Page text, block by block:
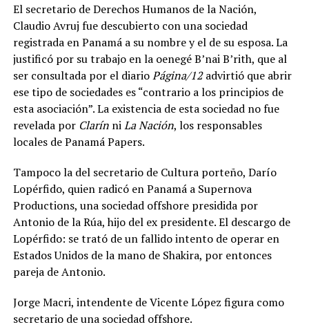
El secretario de Derechos Humanos de la Nación,
Claudio Avruj fue descubierto con una sociedad
registrada en Panamá a su nombre y el de su esposa. La
justificó por su trabajo en la oenegé B’nai B’rith, que al
ser consultada por el diarioPágina/12advirtió que abrir
ese tipo de sociedades es “contrario a los principios de
esta asociación”. La existencia de esta sociedad no fue
revelada por ClarínniLa Nación, los responsables
locales de Panamá Papers.
Tampoco la del secretario de Cultura porteño, Darío
Lopérfido, quien radicó en Panamá a Supernova
Productions, una sociedad offshore presidida por
Antonio de la Rúa, hijo del ex presidente. El descargo de
Lopérfido: se trató de un fallido intento de operar en
Estados Unidos de la mano de Shakira, por entonces
pareja de Antonio.
Jorge Macri, intendente de Vicente López figura como
secretario de una sociedad offshore.